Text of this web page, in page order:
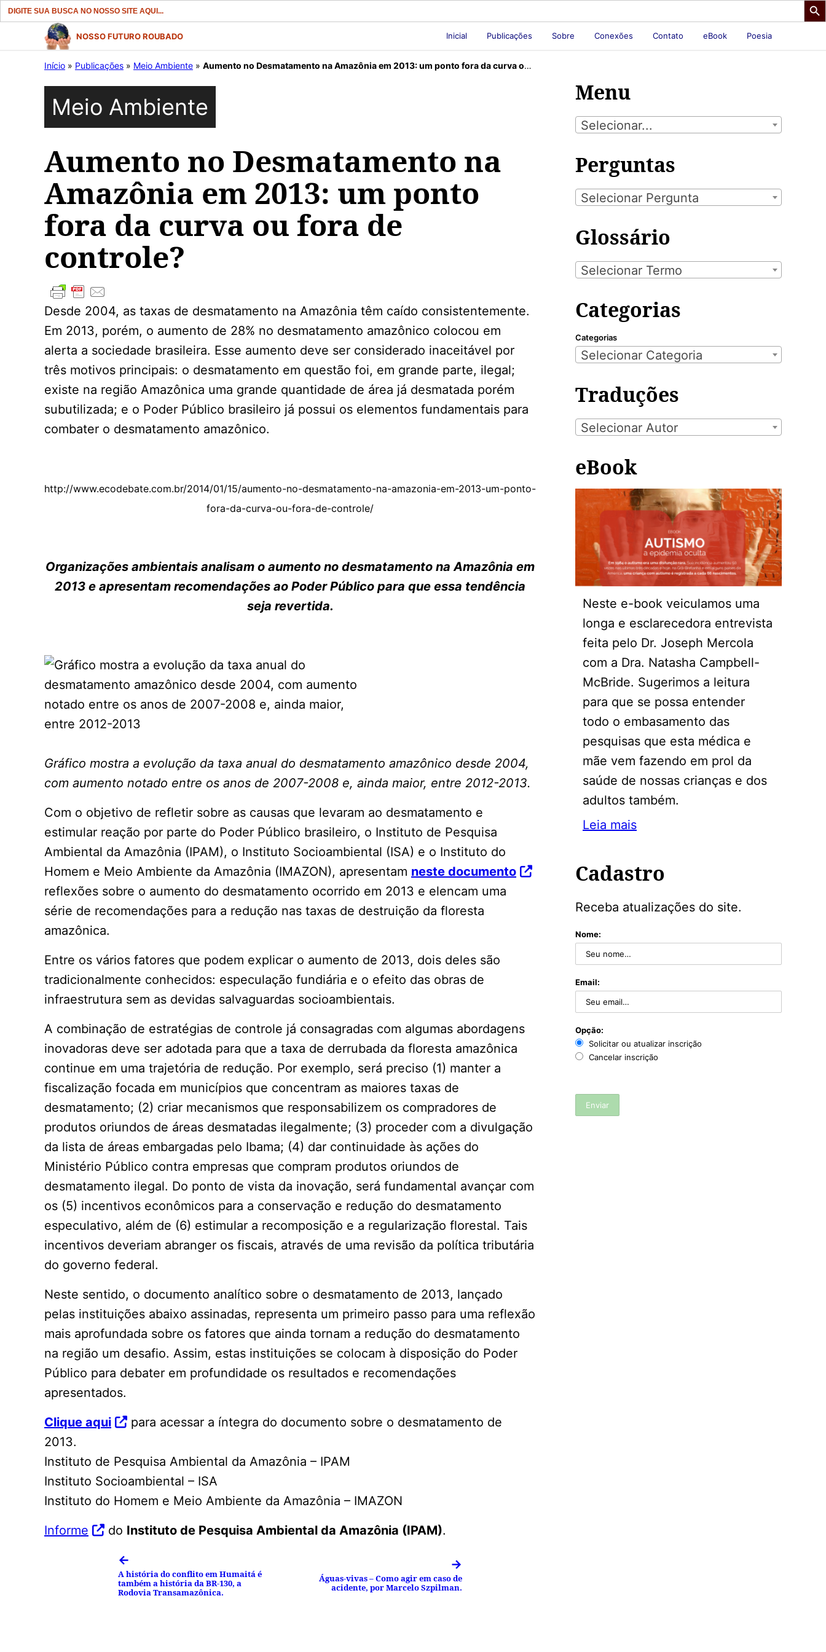
Search
for:
conteúdo
NOSSO FUTURO ROUBADO Inicial Publicações Sobre Conexões Contato eBook Poesia
Início » Publicações » Meio Ambiente » Aumento no Desmatamento na Amazônia em 2013: um ponto fora da curva ou fora de controle?
Meio Ambiente
Aumento no Desmatamento na
Amazônia em 2013: um ponto
fora da curva ou fora de
controle?
Desde 2004, as taxas de desmatamento na Amazônia têm caído consistentemente.
Em 2013, porém, o aumento de 28% no desmatamento amazônico colocou em
alerta a sociedade brasileira. Esse aumento deve ser considerado inaceitável por
três motivos principais: o desmatamento em questão foi, em grande parte, ilegal;
existe na região Amazônica uma grande quantidade de área já desmatada porém
subutilizada; e o Poder Público brasileiro já possui os elementos fundamentais para
combater o desmatamento amazônico.
http://www.ecodebate.com.br/2014/01/15/aumento-no-desmatamento-na-amazonia-em-2013-um-ponto-
fora-da-curva-ou-fora-de-controle/
Organizações ambientais analisam o aumento no desmatamento na Amazônia em
2013 e apresentam recomendações ao Poder Público para que essa tendência
seja revertida.
Gráfico mostra a evolução da taxa anual do desmatamento amazônico desde 2004,
com aumento notado entre os anos de 2007-2008 e, ainda maior, entre 2012-2013.
Com o objetivo de refletir sobre as causas que levaram ao desmatamento e
estimular reação por parte do Poder Público brasileiro, o Instituto de Pesquisa
Ambiental da Amazônia (IPAM), o Instituto Socioambiental (ISA) e o Instituto do
Homem e Meio Ambiente da Amazônia (IMAZON), apresentam neste documento
reflexões sobre o aumento do desmatamento ocorrido em 2013 e elencam uma
série de recomendações para a redução nas taxas de destruição da floresta
amazônica.
Entre os vários fatores que podem explicar o aumento de 2013, dois deles são
tradicionalmente conhecidos: especulação fundiária e o efeito das obras de
infraestrutura sem as devidas salvaguardas socioambientais.
A combinação de estratégias de controle já consagradas com algumas abordagens
inovadoras deve ser adotada para que a taxa de derrubada da floresta amazônica
continue em uma trajetória de redução. Por exemplo, será preciso (1) manter a
fiscalização focada em municípios que concentram as maiores taxas de
desmatamento; (2) criar mecanismos que responsabilizem os compradores de
produtos oriundos de áreas desmatadas ilegalmente; (3) proceder com a divulgação
da lista de áreas embargadas pelo Ibama; (4) dar continuidade às ações do
Ministério Público contra empresas que compram produtos oriundos de
desmatamento ilegal. Do ponto de vista da inovação, será fundamental avançar com
os (5) incentivos econômicos para a conservação e redução do desmatamento
especulativo, além de (6) estimular a recomposição e a regularização florestal. Tais
incentivos deveriam abranger os fiscais, através de uma revisão da política tributária
do governo federal.
Neste sentido, o documento analítico sobre o desmatamento de 2013, lançado
pelas instituições abaixo assinadas, representa um primeiro passo para uma reflexão
mais aprofundada sobre os fatores que ainda tornam a redução do desmatamento
na região um desafio. Assim, estas instituições se colocam à disposição do Poder
Público para debater em profundidade os resultados e recomendações
apresentados.
Clique aqui
para acessar a íntegra do documento sobre o desmatamento de
2013.
Instituto de Pesquisa Ambiental da Amazônia – IPAM
Instituto Socioambiental – ISA
Instituto do Homem e Meio Ambiente da Amazônia – IMAZON
Informe
do Instituto de Pesquisa Ambiental da Amazônia (IPAM).
←
A história do conflito em Humaitá é
também a história da BR-130, a
Rodovia Transamazônica.
→
Águas-vivas – Como agir em caso de
acidente, por Marcelo Szpilman.
Menu
Selecionar...
Perguntas
Selecionar Pergunta
Glossário
Selecionar Termo
Categorias
Categorias
Selecionar Categoria
Traduções
Selecionar Autor
eBook
Neste e-book veiculamos uma
longa e esclarecedora entrevista
feita pelo Dr. Joseph Mercola
com a Dra. Natasha Campbell-
McBride. Sugerimos a leitura
para que se possa entender
todo o embasamento das
pesquisas que esta médica e
mãe vem fazendo em prol da
saúde de nossas crianças e dos
adultos também.
Leia mais
Cadastro
Receba atualizações do site.
Nome:
Email:
Opção:
Solicitar ou atualizar inscrição
Cancelar inscrição